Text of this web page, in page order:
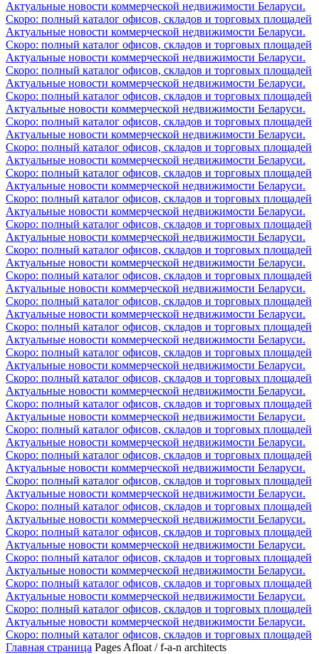
Актуальные новости коммерческой недвижимости Беларуси.
Скоро: полный каталог офисов, складов и торговых площадей
Актуальные новости коммерческой недвижимости Беларуси.
Скоро: полный каталог офисов, складов и торговых площадей
Актуальные новости коммерческой недвижимости Беларуси.
Скоро: полный каталог офисов, складов и торговых площадей
Актуальные новости коммерческой недвижимости Беларуси.
Скоро: полный каталог офисов, складов и торговых площадей
Актуальные новости коммерческой недвижимости Беларуси.
Скоро: полный каталог офисов, складов и торговых площадей
Актуальные новости коммерческой недвижимости Беларуси.
Скоро: полный каталог офисов, складов и торговых площадей
Актуальные новости коммерческой недвижимости Беларуси.
Скоро: полный каталог офисов, складов и торговых площадей
Актуальные новости коммерческой недвижимости Беларуси.
Скоро: полный каталог офисов, складов и торговых площадей
Актуальные новости коммерческой недвижимости Беларуси.
Скоро: полный каталог офисов, складов и торговых площадей
Актуальные новости коммерческой недвижимости Беларуси.
Скоро: полный каталог офисов, складов и торговых площадей
Актуальные новости коммерческой недвижимости Беларуси.
Скоро: полный каталог офисов, складов и торговых площадей
Актуальные новости коммерческой недвижимости Беларуси.
Скоро: полный каталог офисов, складов и торговых площадей
Актуальные новости коммерческой недвижимости Беларуси.
Скоро: полный каталог офисов, складов и торговых площадей
Актуальные новости коммерческой недвижимости Беларуси.
Скоро: полный каталог офисов, складов и торговых площадей
Актуальные новости коммерческой недвижимости Беларуси.
Скоро: полный каталог офисов, складов и торговых площадей
Актуальные новости коммерческой недвижимости Беларуси.
Скоро: полный каталог офисов, складов и торговых площадей
Актуальные новости коммерческой недвижимости Беларуси.
Скоро: полный каталог офисов, складов и торговых площадей
Актуальные новости коммерческой недвижимости Беларуси.
Скоро: полный каталог офисов, складов и торговых площадей
Актуальные новости коммерческой недвижимости Беларуси.
Скоро: полный каталог офисов, складов и торговых площадей
Актуальные новости коммерческой недвижимости Беларуси.
Скоро: полный каталог офисов, складов и торговых площадей
Актуальные новости коммерческой недвижимости Беларуси.
Скоро: полный каталог офисов, складов и торговых площадей
Актуальные новости коммерческой недвижимости Беларуси.
Скоро: полный каталог офисов, складов и торговых площадей
Актуальные новости коммерческой недвижимости Беларуси.
Скоро: полный каталог офисов, складов и торговых площадей
Актуальные новости коммерческой недвижимости Беларуси.
Скоро: полный каталог офисов, складов и торговых площадей
Актуальные новости коммерческой недвижимости Беларуси.
Скоро: полный каталог офисов, складов и торговых площадей
Главная страница Pages Afloat / f-a-n architects